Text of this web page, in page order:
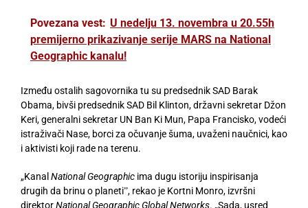
Povezana vest: U nedelju 13. novembra u 20.55h
premijerno prikazivanje serije MARS na National
Geographic kanalu!
Između ostalih sagovornika tu su predsednik SAD Barak
Obama, bivši predsednik SAD Bil Klinton, državni sekretar Džon
Keri, generalni sekretar UN Ban Ki Mun, Papa Francisko, vodeći
istraživači Nase, borci za očuvanje šuma, uvaženi naučnici, kao
i aktivisti koji rade na terenu.
„Kanal National Geographic ima dugu istoriju inspirisanja
drugih da brinu o planetiˮ, rekao je Kortni Monro, izvršni
direktorNational Geographic Global Networks. „Sada, usred